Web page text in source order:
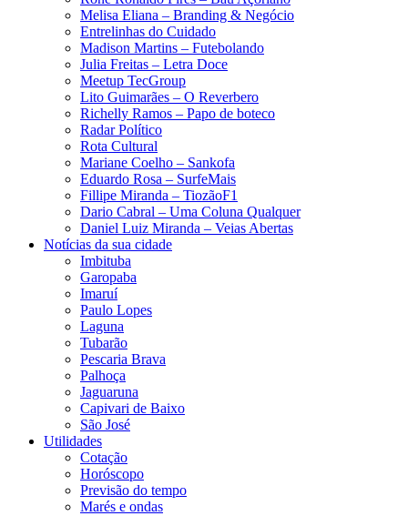
Melisa Eliana – Branding & Negócio
Entrelinhas do Cuidado
Madison Martins – Futebolando
Julia Freitas​ – Letra Doce
Meetup TecGroup
Lito Guimarães – O Reverbero
Richelly Ramos​ – Papo de boteco
Radar Político
Rota Cultural
Mariane Coelho – Sankofa
Eduardo Rosa​ – SurfeMais
Fillipe Miranda – TiozãoF1
Dario Cabral – Uma Coluna Qualquer
Daniel Luiz Miranda – Veias Abertas
Notícias da sua cidade
Imbituba
Garopaba
Imaruí
Paulo Lopes
Laguna
Tubarão
Pescaria Brava
Palhoça
Jaguaruna
Capivari de Baixo
São José
Utilidades
Cotação
Horóscopo
Previsão do tempo
Marés e ondas